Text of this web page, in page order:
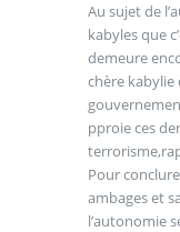
Au sujet de
kabyles que
demeure
chère kabylie
pproie ces
Pour
ambages et
l’autonomie